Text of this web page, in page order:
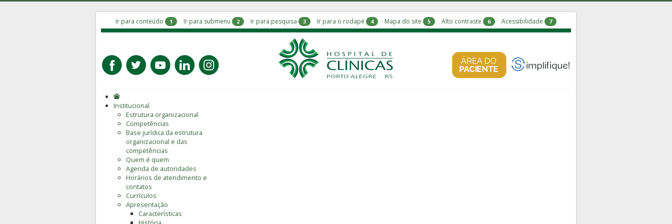
Ir para conteúdo 1 Ir para submenu 2 Ir para pesquisa 3 Ir para o rodapé 4 Mapa do site 5 Alto contraste 6 Acessibilidade 7
Institucional
Estrutura organizacional
Competências
Base jurídica da estrutura
organizacional e das
competências
Quem é quem
Agenda de autoridades
Horários de atendimento e
contatos
Currículos
Apresentação
Características